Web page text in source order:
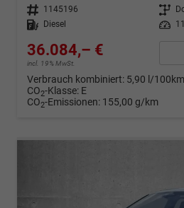
Fahrzeugnr. 1145196 Getriebe
Kraftstoff
Diesel Leistung
36.084,– €
incl. 19% MwSt.
Verbrauch kombiniert: 5,90 l/100km
CO2-Klasse: E
CO2-Emissionen: 155,00 g/km